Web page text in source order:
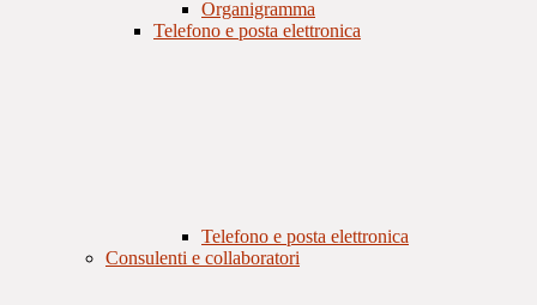
Organigramma
Telefono e posta elettronica
Telefono e posta elettronica
Consulenti e collaboratori